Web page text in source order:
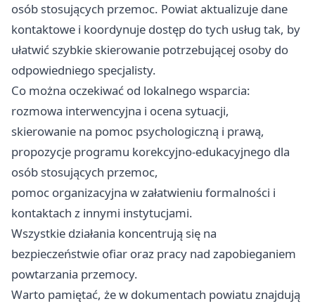
osób stosujących przemoc. Powiat aktualizuje dane
kontaktowe i koordynuje dostęp do tych usług tak, by
ułatwić szybkie skierowanie potrzebującej osoby do
odpowiedniego specjalisty.
Co można oczekiwać od lokalnego wsparcia:
rozmowa interwencyjna i ocena sytuacji,
skierowanie na pomoc psychologiczną i prawą,
propozycje programu korekcyjno-edukacyjnego dla
osób stosujących przemoc,
pomoc organizacyjna w załatwieniu formalności i
kontaktach z innymi instytucjami.
Wszystkie działania koncentrują się na
bezpieczeństwie ofiar oraz pracy nad zapobieganiem
powtarzania przemocy.
Warto pamiętać, że w dokumentach powiatu znajdują